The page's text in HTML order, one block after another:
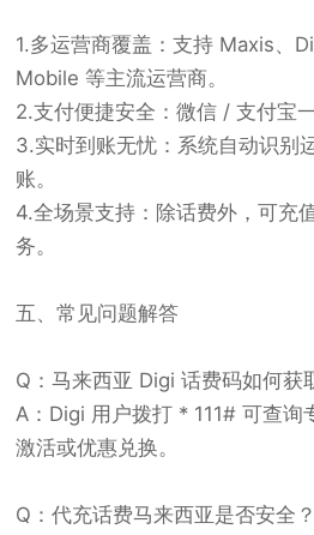
1.多运营商覆盖：支持 Maxis、
Mobile 等主流运营商。
2.支付便捷安全：微信 / 支付宝
3.实时到账无忧：系统自动识别
账。
4.全场景支持：除话费外，可充
务。
五、常见问题解答
Q：马来西亚 Digi 话费码如何获
A：Digi 用户拨打 * 111# 可查询
激活或优惠兑换。
Q：代充话费马来西亚是否安全？